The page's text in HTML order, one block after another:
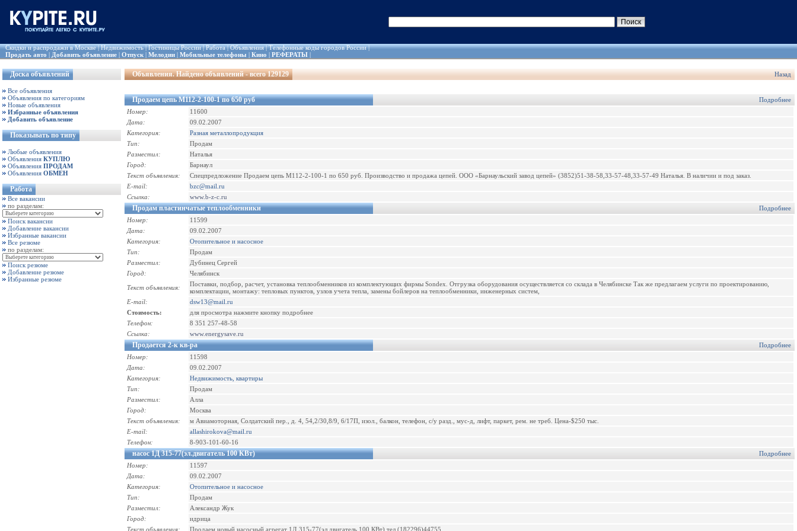
Скидки и распродажи в Москве|Недвижимость|Гостиницы России|Работа|Объявления|Телефонные коды городов России|
Продать авто | Добавить объявление | Отпуск | Мелодии | Мобильные телефоны | Кино | РЕФЕРАТЫ |
Доска объявлений
Все объявления
Объявления по категориям
Новые объявления
Избранные объявления
Добавить объявление
Показывать по типу
Любые объявления
Объявления КУПЛЮ
Объявления ПРОДАМ
Объявления ОБМЕН
Работа
Все вакансии
по разделам:
Поиск вакансии
Добавление вакансии
Избранные вакансии
Все резюме
по разделам:
Поиск резюме
Добавление резюме
Избранные резюме
Объявления. Найдено объявлений - всего 129129 Назад
Продаем цепь М112-2-100-1 по 650 руб
Подробнее
Номер:
11600
Дата:
09.02.2007
Категория:
Разная металлопродукция
Тип:
Продам
Разместил:
Наталья
Город:
Барнаул
Текст объявления:
Спецпредложение Продаем цепь М112-2-100-1 по 650 руб. Производство и продажа цепей. ООО «Барнаульский завод цепей» (3852)51-38-58,33-57-48,33-57-49 Наталья. В наличии и под заказ.
E-mail:
bzc@mail.ru
Ссылка:
www.b-z-c.ru
Продам пластинчатые теплообменники
Подробнее
Номер:
11599
Дата:
09.02.2007
Категория:
Отопительное и насосное
Тип:
Продам
Разместил:
Дубинец Сергей
Город:
Челябинск
Текст объявления:
Поставки, подбор, расчет, установка теплообменников из комплектующих фирмы Sondex. Отгрузка оборудования осуществляется со склада в Челябинске Так же предлагаем услуги по проектированию,
комплектации, монтажу: тепловых пунктов, узлов учета тепла, замены бойлеров на теплообменники, инженерных систем,
E-mail:
dsw13@mail.ru
Стоимость:
для просмотра нажмите кнопку подробнее
Телефон:
8 351 257-48-58
Ссылка:
www.energysave.ru
Продается 2-к кв-ра
Подробнее
Номер:
11598
Дата:
09.02.2007
Категория:
Недвижимость, квартиры
Тип:
Продам
Разместил:
Алла
Город:
Москва
Текст объявления:
м Авиамоторная, Солдатский пер., д. 4, 54,2/30,8/9, 6/17П, изол., балкон, телефон, с/у разд., мус-д, лифт, паркет, рем. не треб. Цена-$250 тыс.
E-mail:
allashirokova@mail.ru
Телефон:
8-903-101-60-16
насос 1Д 315-77(эл.двигатель 100 КВт)
Подробнее
Номер:
11597
Дата:
09.02.2007
Категория:
Отопительное и насосное
Тип:
Продам
Разместил:
Александр Жук
Город:
идрица
Текст объявления:
Продаем новый насосный агрегат 1Д 315-77(эл.двигатель 100 КВт) тел (182296)44755